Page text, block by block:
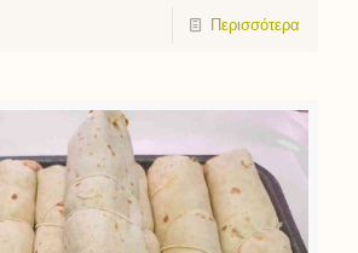
Περισσότερα